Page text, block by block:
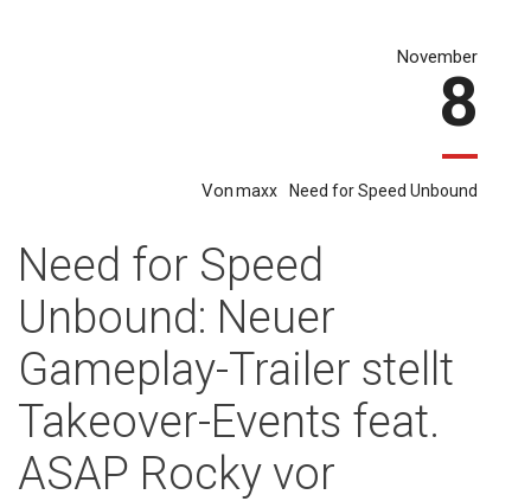
November
8
Vonmaxx Need for Speed Unbound
Need for Speed
Unbound: Neuer
Gameplay-Trailer stellt
Takeover-Events feat.
ASAP Rocky vor